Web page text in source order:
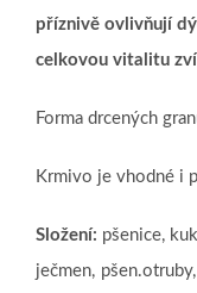
příznivě ovlivňují
celkovou vitalitu
Forma drcených
Krmivo je vhodné i
Složení: pšenice,
ječmen,